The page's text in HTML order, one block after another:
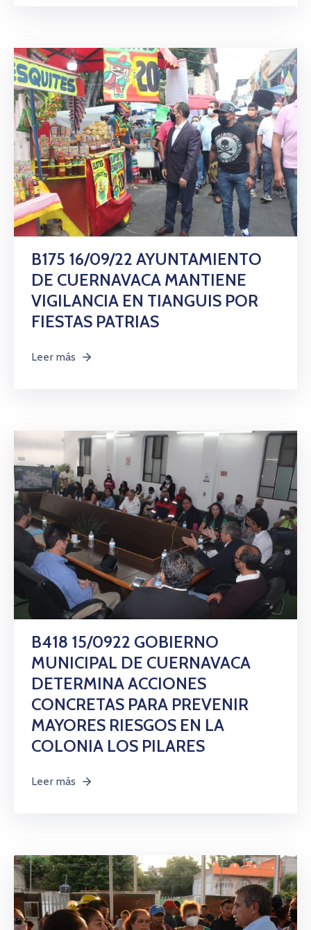
B175 16/09/22 AYUNTAMIENTO
DE CUERNAVACA MANTIENE
VIGILANCIA EN TIANGUIS POR
FIESTAS PATRIAS
Leer más
B418 15/0922 GOBIERNO
MUNICIPAL DE CUERNAVACA
DETERMINA ACCIONES
CONCRETAS PARA PREVENIR
MAYORES RIESGOS EN LA
COLONIA LOS PILARES
Leer más